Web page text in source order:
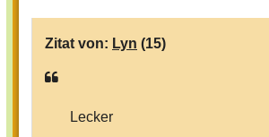
Zitat von: Lyn (15)
Lecker